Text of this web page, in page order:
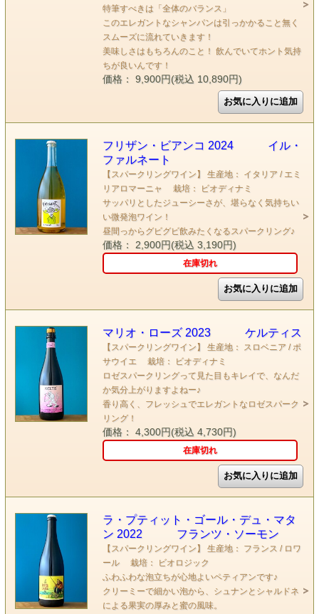
特筆すべきは「全体のバランス」
このエレガントなシャンパンは引っかかること無く
スムーズに流れていきます！
美味しさはもちろんのこと！ 飲んでいてホント気持
ちが良いんです！
価格： 9,900円(税込 10,890円)
フリザン・ビアンコ 2024 イル・
ファルネート
【スパークリングワイン】 生産地： イタリア / エミ
リアロマーニャ 栽培： ビオディナミ
サッパリとしたジューシーさが、堪らなく気持ちい
い微発泡ワイン！
昼間っからグビグビ飲みたくなるスパークリング♪
価格： 2,900円(税込 3,190円)
在庫切れ
マリオ・ローズ 2023 ケルティス
【スパークリングワイン】 生産地： スロベニア / ポ
サウイエ 栽培： ビオディナミ
ロゼスパークリングって見た目もキレイで、なんだ
か気分上がりますよねー♪
香り高く、フレッシュでエレガントなロゼスパーク
リング！
価格： 4,300円(税込 4,730円)
在庫切れ
ラ・プティット・ゴール・デュ・マタ
ン 2022 フランツ・ソーモン
【スパークリングワイン】 生産地： フランス / ロワ
ール 栽培： ビオロジック
ふわふわな泡立ちが心地よいペティアンです♪
クリーミーで細かい泡から、シュナンとシャルドネ
による果実の厚みと蜜の風味。